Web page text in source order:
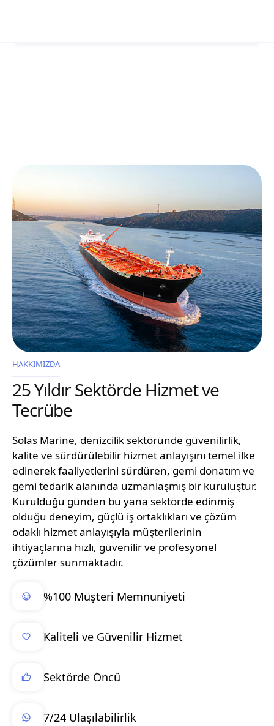
HAKKIMIZDA
25 Yıldır Sektörde Hizmet ve
Tecrübe
Solas Marine, denizcilik sektöründe güvenilirlik,
kalite ve sürdürülebilir hizmet anlayışını temel ilke
edinerek faaliyetlerini sürdüren, gemi donatım ve
gemi tedarik alanında uzmanlaşmış bir kuruluştur.
Kurulduğu günden bu yana sektörde edinmiş
olduğu deneyim, güçlü iş ortaklıkları ve çözüm
odaklı hizmet anlayışıyla müşterilerinin
ihtiyaçlarına hızlı, güvenilir ve profesyonel
çözümler sunmaktadır.
%100 Müşteri Memnuniyeti
Kaliteli ve Güvenilir Hizmet
Sektörde Öncü
7/24 Ulaşılabilirlik